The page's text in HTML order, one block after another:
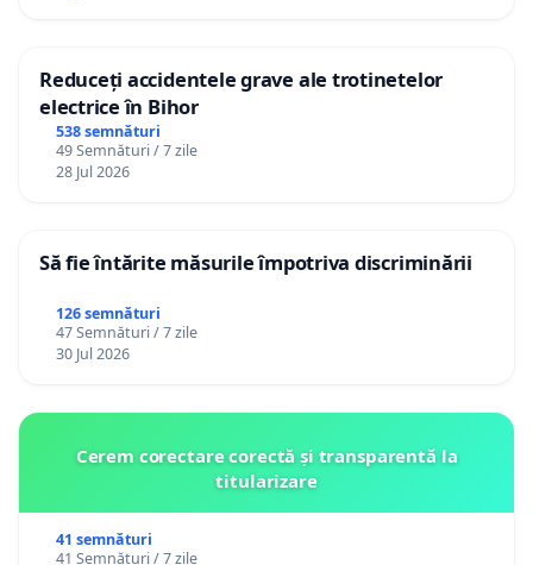
Reduceți accidentele grave ale trotinetelor
electrice în Bihor
538 semnături
49 Semnături / 7 zile
28 Jul 2026
Să fie întărite măsurile împotriva discriminării
126 semnături
47 Semnături / 7 zile
30 Jul 2026
Cerem corectare corectă și transparentă la
titularizare
41 semnături
41 Semnături / 7 zile